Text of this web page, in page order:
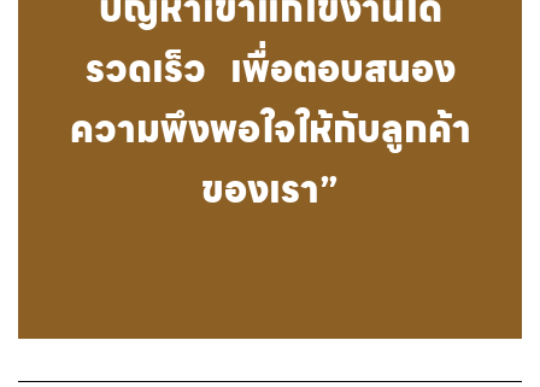
รวดเร็ว เพื่อตอบสนอง
ความพึงพอใจให้กับลูกค้า
ของเรา”